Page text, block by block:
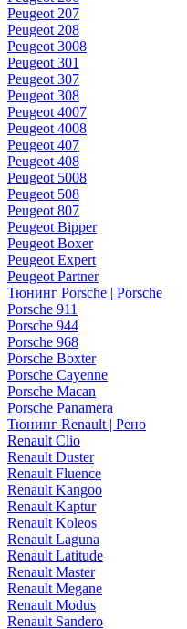
Peugeot 207
Peugeot 208
Peugeot 3008
Peugeot 301
Peugeot 307
Peugeot 308
Peugeot 4007
Peugeot 4008
Peugeot 407
Peugeot 408
Peugeot 5008
Peugeot 508
Peugeot 807
Peugeot Bipper
Peugeot Boxer
Peugeot Expert
Peugeot Partner
Тюнинг Porsche | Porsche
Porsche 911
Porsche 944
Porsche 968
Porsche Boxter
Porsche Cayenne
Porsche Macan
Porsche Panamera
Тюнинг Renault | Рено
Renault Clio
Renault Duster
Renault Fluence
Renault Kangoo
Renault Kaptur
Renault Koleos
Renault Laguna
Renault Latitude
Renault Master
Renault Megane
Renault Modus
Renault Sandero